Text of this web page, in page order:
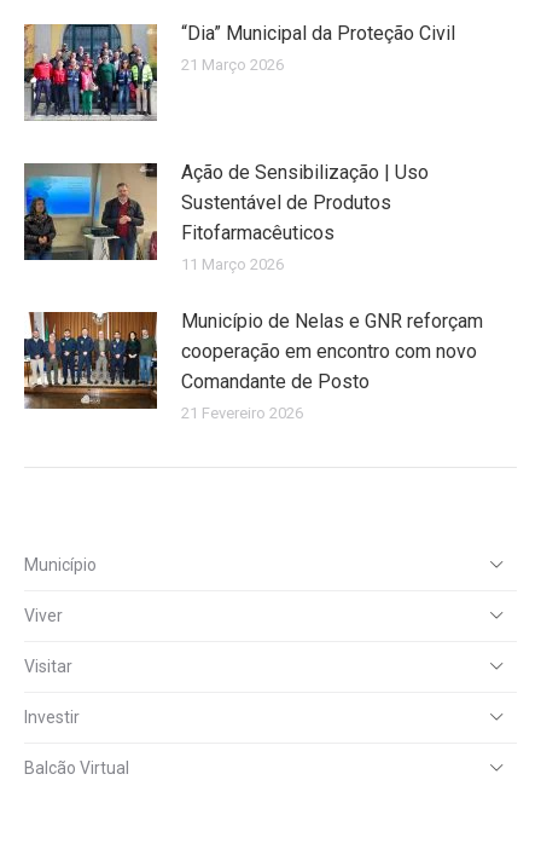
“Dia” Municipal da Proteção Civil
21 Março 2026
Ação de Sensibilização | Uso
Sustentável de Produtos
Fitofarmacêuticos
11 Março 2026
Município de Nelas e GNR reforçam
cooperação em encontro com novo
Comandante de Posto
21 Fevereiro 2026
Município
Viver
Visitar
Investir
Balcão Virtual